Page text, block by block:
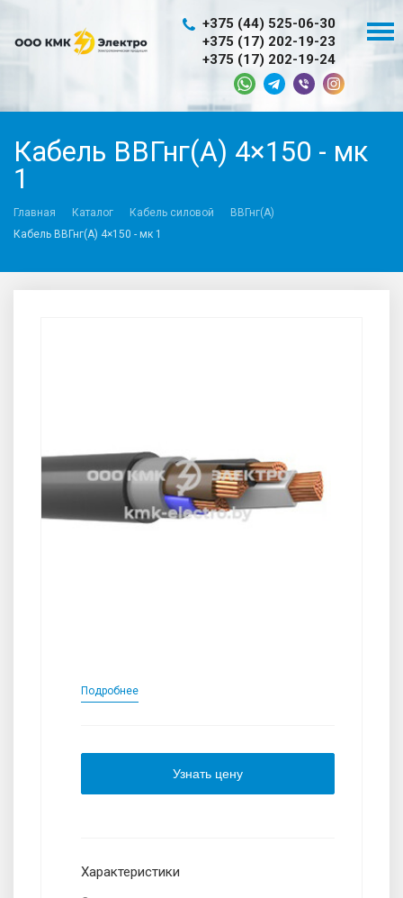
+375 (44) 525-06-30
+375 (17) 202-19-23
+375 (17) 202-19-24
Кабель ВВГнг(A) 4×150 - мк
1
Главная Каталог Кабель силовой
ВВГнг(A)
Кабель ВВГнг(A) 4×150 - мк 1
Подробнее
Узнать цену
Характеристики